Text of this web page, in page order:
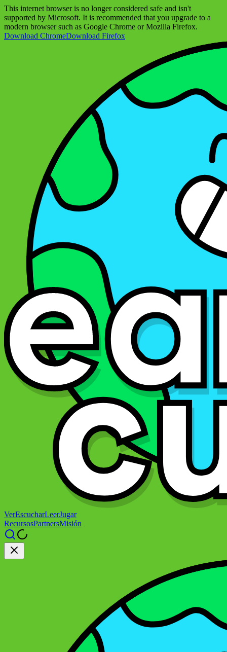
This internet browser is no longer considered safe and isn't
supported by Microsoft. It is recommended that you upgrade to a
modern browser such as Google Chrome or Mozilla Firefox.
Download ChromeDownload Firefox
VerEscucharLeerJugar
RecursosPartnersMisión